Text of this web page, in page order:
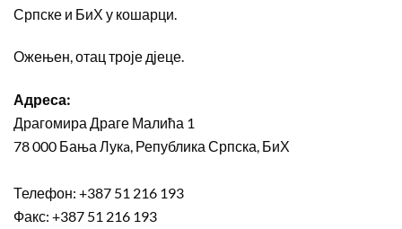
Српске и БиХ у кошарци.
Ожењен, отац троје дјеце.
Адреса:
Драгомира Драге Малића 1
78 000 Бања Лукa, Република Српска, БиХ
Телефон: +387 51 216 193
Факс: +387 51 216 193